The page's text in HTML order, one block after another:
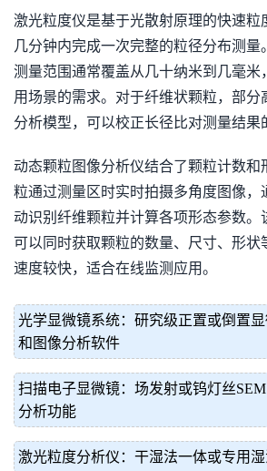
激光粒度仪是基于光散射原理的快速粒
几分钟内完成一次完整的粒径分布测量
测量范围通常覆盖从几十纳米到几毫米
用场景的需求。对于纤维状颗粒，部分
分析模型，可以校正长径比对测量结果
动态颗粒图像分析仪结合了颗粒计数和
粒通过测量区时实时拍摄多角度图像，
动识别纤维颗粒并计算各项形态参数。
可以同时获取颗粒的数量、尺寸、形状
速度较快，适合在线监测应用。
光学显微镜系统：研究级正置或倒置
和图像分析软件
扫描电子显微镜：场发射或钨灯丝
分析功能
激光粒度分析仪：干湿法一体或专用